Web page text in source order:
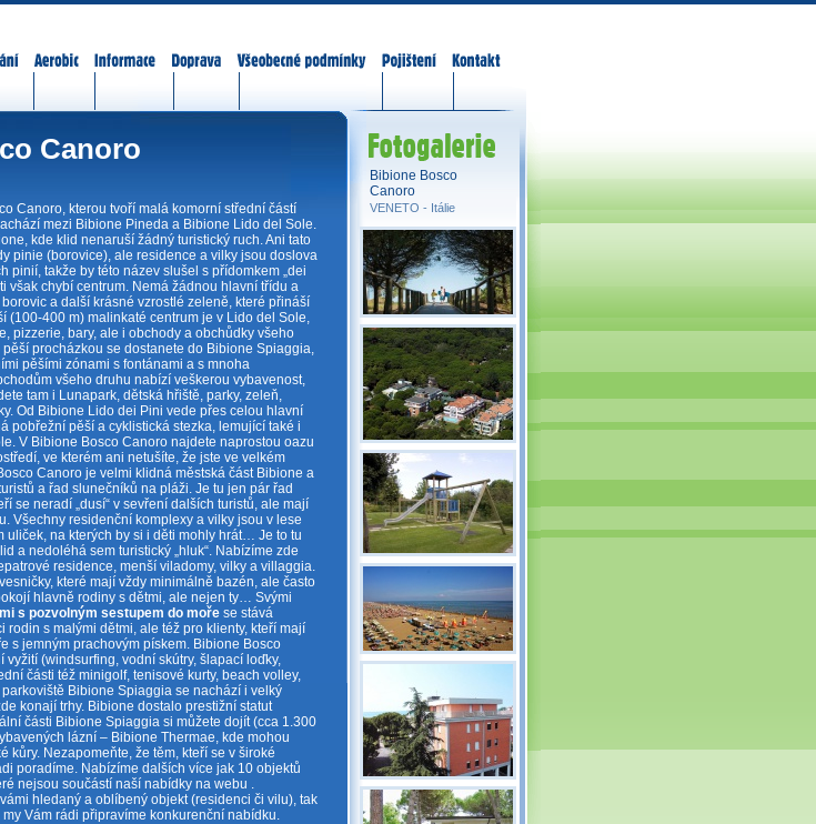
Canoro
Canoro, kterou tvoří malá komorní střední částí
mezi Bibione Pineda a Bibione Lido del Sole.
kde klid nenaruší žádný turistický ruch. Ani tato
pinie (borovice), ale residence a vilky jsou doslova
pinií, takže by této název slušel s přídomkem „dei
však chybí centrum. Nemá žádnou hlavní třídu a
a další krásné vzrostlé zeleně, které přináší
(100-400 m) malinkaté centrum je v Lido del Sole,
pizzerie, bary, ale i obchody a obchůdky všeho
procházkou se dostanete do Bibione Spiaggia,
pěšími zónami s fontánami a s mnoha
všeho druhu nabízí veškerou vybavenost,
tam i Lunapark, dětská hřiště, parky, zeleň,
Od Bibione Lido dei Pini vede přes celou hlavní
pobřežní pěší a cyklistická stezka, lemující také i
V Bibione Bosco Canoro najdete naprostou oazu
ve kterém ani netušíte, že jste ve velkém
Canoro je velmi klidná městská část Bibione a
a řad slunečníků na pláži. Je tu jen pár řad
se neradí „dusí“ v sevření dalších turistů, ale mají
Všechny residenční komplexy a vilky jsou v lese
uliček, na kterých by si i děti mohly hrát… Je to tu
a nedoléhá sem turistický „hluk“. Nabízíme zde
residence, menší viladomy, vilky a villaggia.
které mají vždy minimálně bazén, ale často
hlavně rodiny s dětmi, ale nejen ty… Svými
s pozvolným sestupem do moře se stává
rodin s malými dětmi, ale též pro klienty, kteří mají
s jemným prachovým pískem. Bibione Bosco
(windsurfing, vodní skútry, šlapací loďky,
části též minigolf, tenisové kurty, beach volley,
Bibione Spiaggia se nachází i velký
konají trhy. Bibione dostalo prestižní statut
části Bibione Spiaggia si můžete dojít (cca 1.300
lázní – Bibione Thermae, kde mohou
kůry. Nezapomeňte, že těm, kteří se v široké
poradíme. Nabízíme dalších více jak 10 objektů
nejsou součástí naší nabídky na webu .
hledaný a oblíbený objekt (residenci či vilu), tak
Vám rádi připravíme konkurenční nabídku.
Bibione Bosco
Canoro
VENETO - Itálie